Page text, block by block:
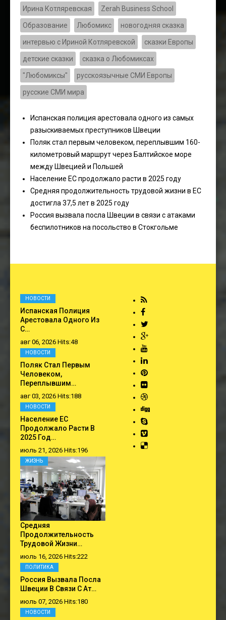
Ирина Котляревская Zerah Business School
Образование Любомикс новогодняя сказка
интервью с Ириной Котляревской сказки Европы
детские сказки сказка о Любомиксах
"Любомиксы" русскоязычные СМИ Европы
русские СМИ мира
Испанская полиция арестовала одного из самых
разыскиваемых преступников Швеции
Поляк стал первым человеком, переплывшим 160-
километровый маршрут через Балтийское море
между Швецией и Польшей
Население ЕС продолжало расти в 2025 году
Средняя продолжительность трудовой жизни в ЕС
достигла 37,5 лет в 2025 году
Россия вызвала посла Швеции в связи с атаками
беспилотников на посольство в Стокгольме
Испанская Полиция
Арестовала Одного Из
С…
авг 06, 2026 Hits:48
НОВОСТИ
Поляк Стал Первым
Человеком,
Переплывшим…
авг 03, 2026 Hits:188
НОВОСТИ
Население ЕС
Продолжало Расти В
2025 Год…
июль 21, 2026 Hits:196
НОВОСТИ
Средняя
Продолжительность
Трудовой Жизни…
июль 16, 2026 Hits:222
ЖИЗНЬ
Россия Вызвала Посла
Швеции В Связи С Ат…
июль 07, 2026 Hits:180
ПОЛИТИКА
НОВОСТИ